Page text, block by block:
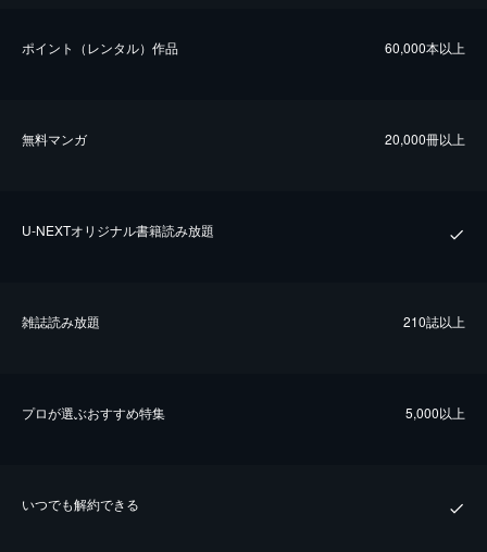
ポイント（レンタル）作品 60,000本以上
無料マンガ 20,000冊以上
U-NEXTオリジナル書籍読み放題
雑誌読み放題 210誌以上
プロが選ぶおすすめ特集 5,000以上
いつでも解約できる